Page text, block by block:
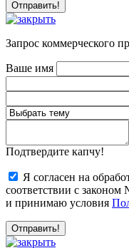
Запрос коммерческого
Ваше имя
Подтвердите капчу!
Я согласен на
соответствии с
и принимаю условия